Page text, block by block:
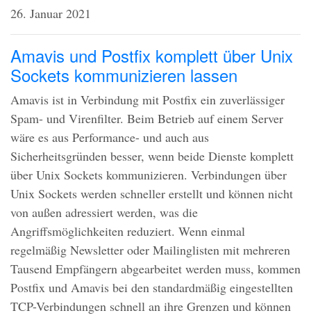
26. Januar 2021
Amavis und Postfix komplett über Unix
Sockets kommunizieren lassen
Amavis ist in Verbindung mit Postfix ein zuverlässiger
Spam- und Virenfilter. Beim Betrieb auf einem Server
wäre es aus Performance- und auch aus
Sicherheitsgründen besser, wenn beide Dienste komplett
über Unix Sockets kommunizieren. Verbindungen über
Unix Sockets werden schneller erstellt und können nicht
von außen adressiert werden, was die
Angriffsmöglichkeiten reduziert. Wenn einmal
regelmäßig Newsletter oder Mailinglisten mit mehreren
Tausend Empfängern abgearbeitet werden muss, kommen
Postfix und Amavis bei den standardmäßig eingestellten
TCP-Verbindungen schnell an ihre Grenzen und können